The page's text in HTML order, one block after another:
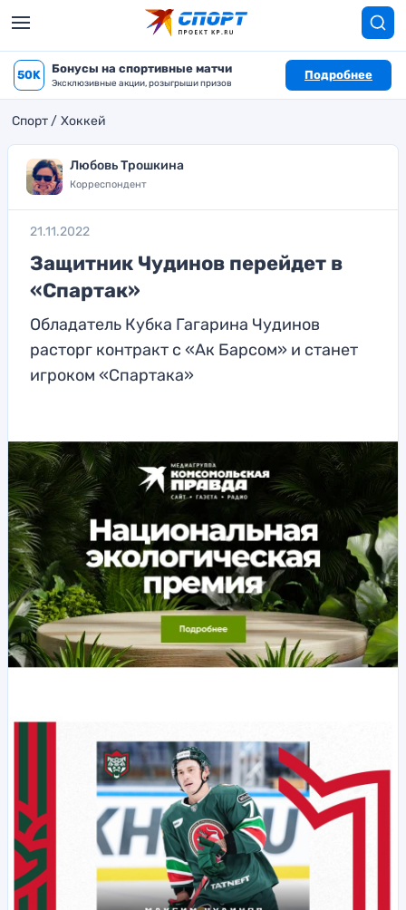
50K Бонусы на спортивные матчи
Эксклюзивные акции, розыгрыши призов
Подробнее
Спорт Хоккей
Любовь Трошкина
Корреспондент
21.11.2022
Защитник Чудинов перейдет в
«Спартак»
Обладатель Кубка Гагарина Чудинов
расторг контракт с «Ак Барсом» и станет
игроком «Спартака»